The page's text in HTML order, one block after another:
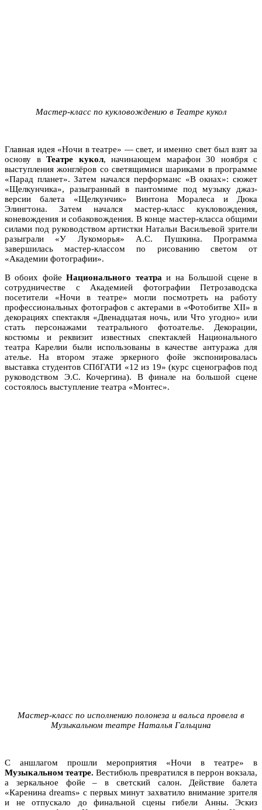
Мастер-класс по кукловождению в Театре кукол
Главная идея «Ночи в театре» — свет, и именно свет был взят за
основу в Театре кукол, начинающем марафон 30 ноября с
выступления жонглёров со светящимися шариками в программе
«Парад планет». Затем начался перформанс «В окнах»: сюжет
«Щелкунчика», разыгранный в пантомиме под музыку джаз-
версии балета «Щелкунчик» Винтона Моралеса и Дюка
Элингтона. Затем начался мастер-класс кукловождения,
коневождения и собаковождения. В конце мастер-класса общими
силами под руководством артистки Натальи Васильевой зрители
разыграли «У Лукоморья» А.С. Пушкина. Программа
завершилась мастер-классом по рисованию светом от
«Академии фотографии».
В обоих фойеНационального театра и на Большой сцене в
сотрудничестве с Академией фотографии Петрозаводска
посетители «Ночи в театре» могли посмотреть на работу
профессиональных фотографов с актерами в «Фотобитве XII» в
декорациях спектакля «Двенадцатая ночь, или Что угодно» или
стать персонажами театрального фотоателье. Декорации,
костюмы и реквизит известных спектаклей Национального
театра Карелии были использованы в качестве антуража для
ателье. На втором этаже эркерного фойе экспонировалась
выставка студентов СПбГАТИ «12 из 19» (курс сценографов под
руководством Э.С. Кочергина). В финале на большой сцене
состоялось выступление театра «Монтес».
Мастер-класс по исполнению полонеза и вальса провела в
Музыкальном театре Наталья Гальцина
С аншлагом прошли мероприятия «Ночи в театре» в
Музыкальном театре. Вестибюль превратился в перрон вокзала,
а зеркальное фойе – в светский салон. Действие балета
«Каренина dreams» с первых минут захватило внимание зрителя
и не отпускало до финальной сцены гибели Анны. Эскиз